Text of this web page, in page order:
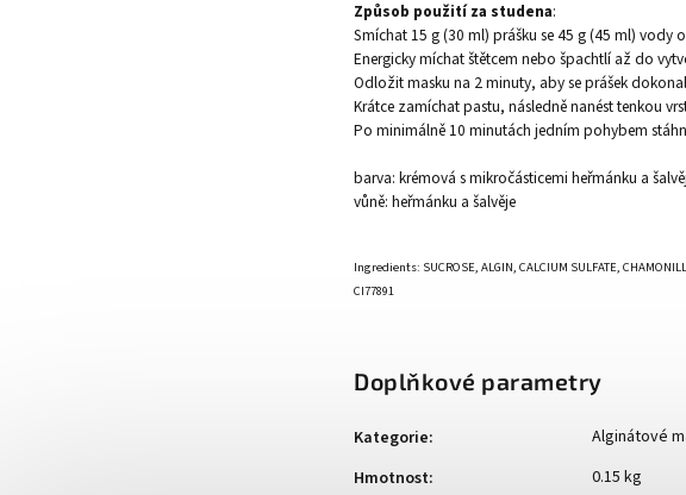
Způsob použití za studena:
Smíchat 15 g (30 ml) prášku se 45 g (45 ml) vody
Energicky míchat štětcem nebo špachtlí až do
Odložit masku na 2 minuty, aby se prášek
Krátce zamíchat pastu, následně nanést tenkou
Po minimálně 10 minutách jedním pohybem
barva: krémová s mikročásticemi heřmánku a
vůně: heřmánku a šalvěje
Ingredients: SUCROSE, ALGIN, CALCIUM SULFATE,
CI77891
Doplňkové parametry
Kategorie:
Alginátové
Hmotnost:
0.15 kg